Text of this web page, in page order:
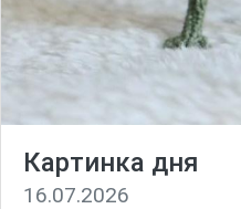
Картинка дня
16.07.2026